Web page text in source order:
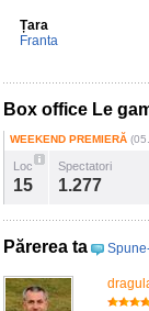
Țara
Franta
Box office Le
WEEKEND PREMIERĂ
Loc
15
Spectatori
1.277
Părerea ta